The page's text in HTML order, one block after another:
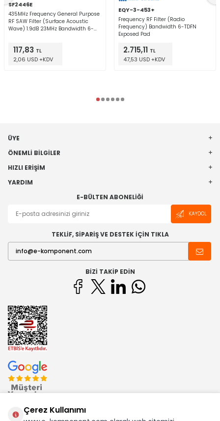
SF2446E
435MHz Frequency General Purpose
RF SAW Filter (Surface Acoustic
Wave) 1.9dB 23MHz Bandwidth 6-
117,83 TL
2,06 USD +KDV
EQY-3-453+
Frequency RF Filter (Radio
Frequency) Bandwidth 6-TDFN
Exposed Pad
2.715,11 TL
47,53 USD +KDV
ÜYE
ÖNEMLI BILGILER
HIZLI ERIŞIM
YARDIM
E-BÜLTEN ABONELIĞI
KAYDOL
TEKLİF, SİPARİŞ VE DESTEK İÇİN TIKLA
BIZI TAKIP EDIN
Çerez Kullanımı